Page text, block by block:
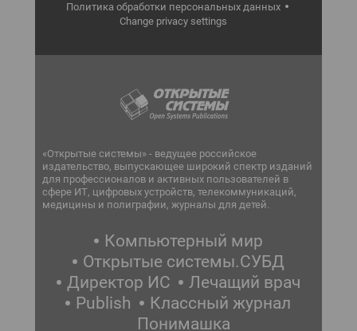
Политика обработки персональных данных
Change privacy settings
«Открытые системы» - ведущее российское
издательство, выпускающее широкий спектр изданий
для профессионалов и активных пользователей в
сфере ИТ, цифровых устройств, телекоммуникаций,
медицины и полиграфии, журналы для детей.
Компьютерный мир
Открытые системы.СУБД
Директор ИС
Лечащий врач
Publish
Классный журнал
Понимашка